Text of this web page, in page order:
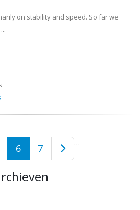
on stability and speed. So far we
…
6 7